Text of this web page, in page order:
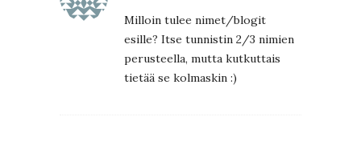
Milloin tulee nimet/blogit
esille? Itse tunnistin 2/3 nimien
perusteella, mutta kutkuttais
tietää se kolmaskin :)